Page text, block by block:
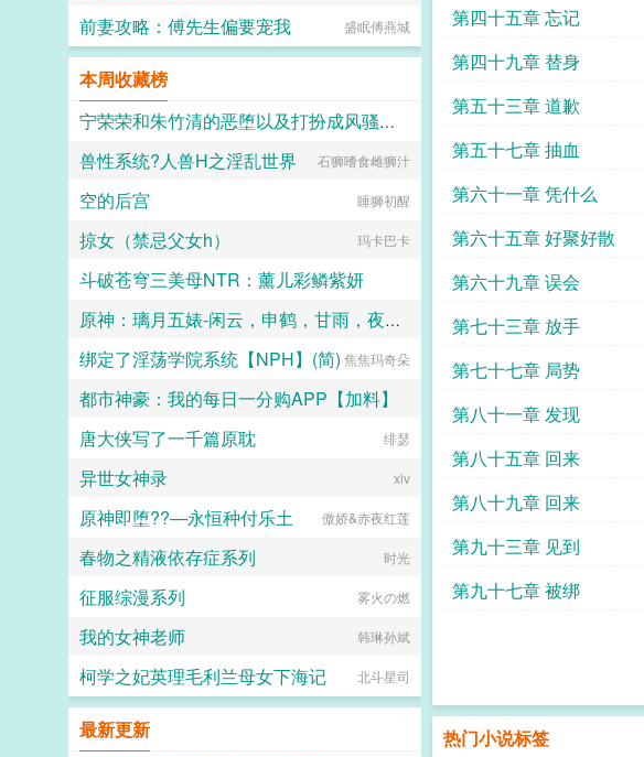
第四十五章 忘记
第四十九章 替身
第五十三章 道歉
第五十七章 抽血
第六十一章 凭什么
第六十五章 好聚好散
第六十九章 误会
第七十三章 放手
第七十七章 局势
第八十一章 发现
第八十五章 回来
第八十九章 回来
第九十三章 见到
第九十七章 被绑
热门小说标签
前妻攻略：傅先生偏要宠我 盛眠傅燕城
本周收藏榜
宁荣荣和朱竹清的恶堕以及打扮成风骚兔女郎的千仞雪洞房
龙静颜
兽性系统?人兽H之淫乱世界 石狮嗜食雌狮汁
空的后宫 睡狮初醒
掠女（禁忌父女h） 玛卡巴卡
斗破苍穹三美母NTR：薰儿彩鳞紫妍
大芋泥啵啵
原神：璃月五婊-闲云，申鹤，甘雨，夜兰，凝光
杜逸尘
绑定了淫荡学院系统【NPH】(简) 焦焦玛奇朵
都市神豪：我的每日一分购APP【加料】
都市一分购
唐大侠写了一千篇原耽 绯瑟
异世女神录 xiv
原神即堕??—永恒种付乐土 傲娇&赤夜红莲
春物之精液依存症系列 时光
征服综漫系列 雾火の燃
我的女神老师 韩琳孙斌
柯学之妃英理毛利兰母女下海记 北斗星司
最新更新